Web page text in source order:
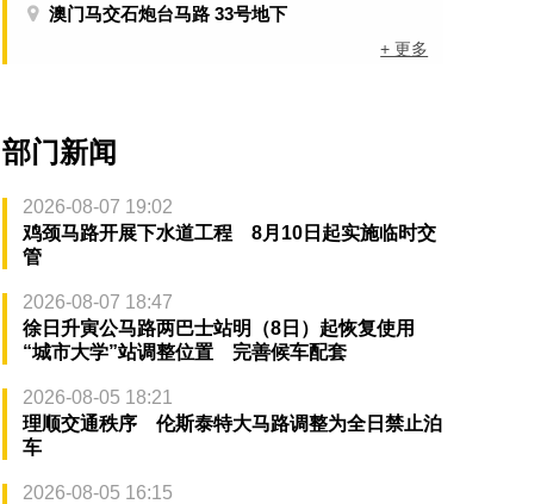
澳门马交石炮台马路 33号地下
+ 更多
部门新闻
2026-08-07 19:02
鸡颈马路开展下水道工程 8月10日起实施临时交
管
2026-08-07 18:47
徐日升寅公马路两巴士站明（8日）起恢复使用
“城市大学”站调整位置 完善候车配套
2026-08-05 18:21
理顺交通秩序 伦斯泰特大马路调整为全日禁止泊
车
2026-08-05 16:15